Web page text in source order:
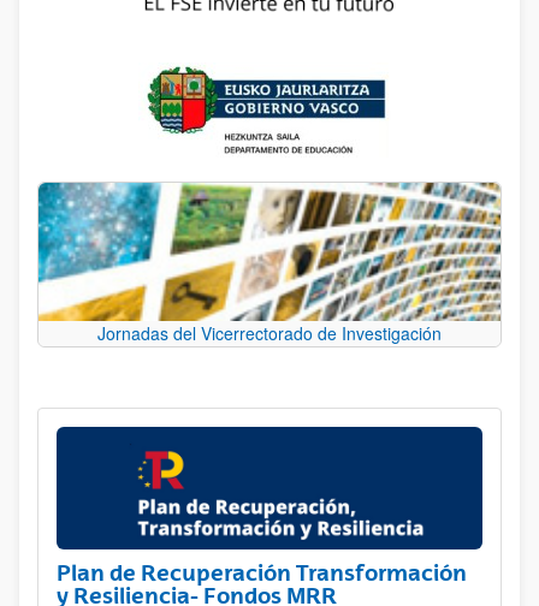
Jornadas del Vicerrectorado de Investigación
Plan de Recuperación Transformación
y Resiliencia- Fondos MRR